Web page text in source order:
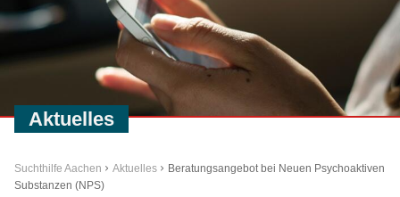
Aktuelles
Suchthilfe Aachen Aktuelles
Beratungsangebot bei Neuen Psychoaktiven
Substanzen (NPS)